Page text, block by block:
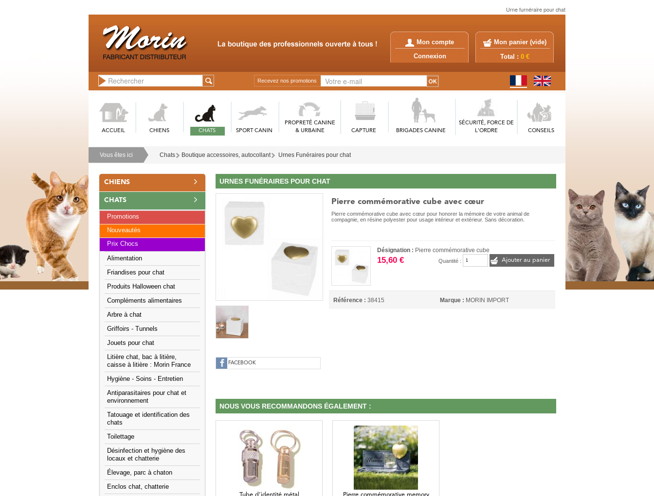
Urne furnéraire pour chat
Mon compte
Connexion
Mon panier (vide)
Total : 0 €
Recevez nos promotions
ACCUEIL CHIENS CHATS SPORT CANIN
PROPRETÉ CANINE
& URBAINE
CAPTURE BRIGADES CANINE
SÉCURITÉ, FORCE DE
L'ORDRE
CONSEILS
Vous êtes ici Chats Boutique accessoires, autocollant Urnes Funéraires pour chat
CHIENS
CHATS
Promotions
Nouveautés
Prix Chocs
Alimentation
Friandises pour chat
Produits Halloween chat
Compléments alimentaires
Arbre à chat
Griffoirs - Tunnels
Jouets pour chat
Litière chat, bac à litière,
caisse à litière : Morin France
Hygiène - Soins - Entretien
Antiparasitaires pour chat et
environnement
Tatouage et identification des
chats
Toilettage
Désinfection et hygiène des
locaux et chatterie
Élevage, parc à chaton
Enclos chat, chatterie
URNES FUNÉRAIRES POUR CHAT
FACEBOOK
Pierre commémorative cube avec cœur
Pierre commémorative cube avec cœur pour honorer la mémoire de votre animal de
compagnie, en résine polyester pour usage intérieur et extérieur. Sans décoration.
Désignation : Pierre commémorative cube
15,60 € Quantité : Ajouter au panier
Référence : 38415 Marque : MORIN IMPORT
NOUS VOUS RECOMMANDONS ÉGALEMENT :